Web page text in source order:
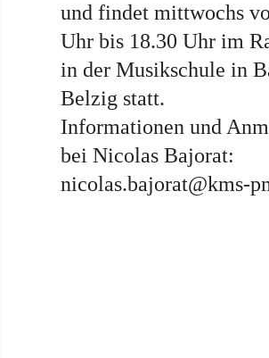
und findet mittwochs
Uhr bis 18.30 Uhr im
in der Musikschule in
Belzig statt.
Informationen und
bei Nicolas Bajorat:
nicolas.bajorat@kms-